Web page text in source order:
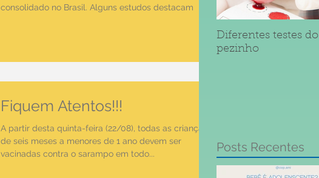
consolidado no Brasil. Alguns estudos destacam
Fiquem Atentos!!!
A partir desta quinta-feira (22/08), todas as crianças
de seis meses a menores de 1 ano devem ser
vacinadas contra o sarampo em todo...
Diferentes testes do
pezinho
Posts Recentes